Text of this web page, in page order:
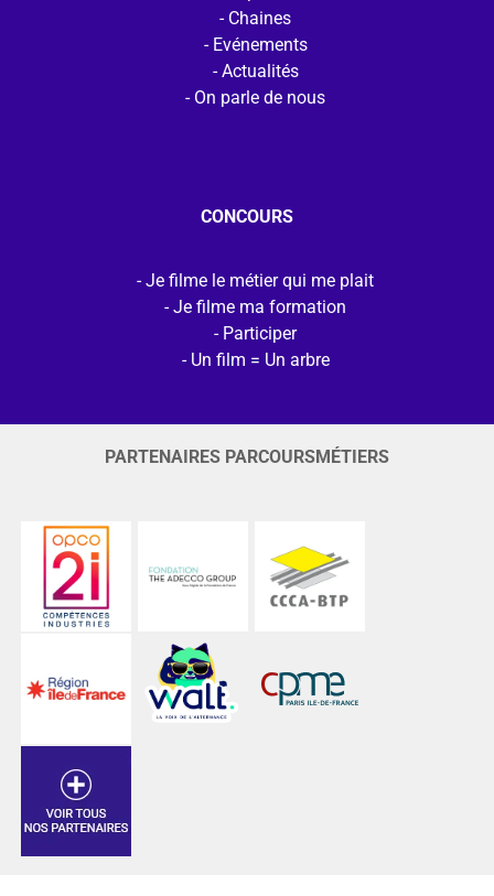
Chaines
Evénements
Actualités
On parle de nous
CONCOURS
Je filme le métier qui me plait
Je filme ma formation
Participer
Un film = Un arbre
PARTENAIRES PARCOURSMÉTIERS